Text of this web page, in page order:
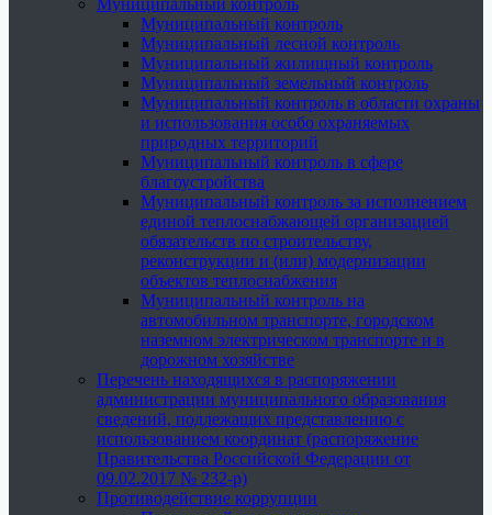
Муниципальный контроль
Муниципальный контроль
Муниципальный лесной контроль
Муниципальный жилищный контроль
Муниципальный земельный контроль
Муниципальный контроль в области охраны
и использования особо охраняемых
природных территорий
Муниципальный контроль в сфере
благоустройства
Муниципальный контроль за исполнением
единой теплоснабжающей организацией
обязательств по строительству,
реконструкции и (или) модернизации
объектов теплоснабжения
Муниципальный контроль на
автомобильном транспорте, городском
наземном электрическом транспорте и в
дорожном хозяйстве
Перечень находящихся в распоряжении
администрации муниципального образования
сведений, подлежащих представлению с
использованием координат (распоряжение
Правительства Российской Федерации от
09.02.2017 № 232-р)
Противодействие коррупции